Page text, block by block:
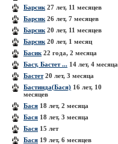
Барсик 27 лет, 11 месяцев
Барсик 26 лет, 7 месяцев
Барсик 20 лет, 11 месяцев
Барсик 20 лет, 1 месяц
Басик 22 года, 2 месяца
Баст, Бастет ... 14 лет, 4 месяца
Бастет20 лет, 3 месяца
Бастинда(Бася) 16 лет, 10
месяцев
Бася 18 лет, 2 месяца
Бася 18 лет, 3 месяца
Бася 15 лет
Бася 19 лет, 6 месяцев